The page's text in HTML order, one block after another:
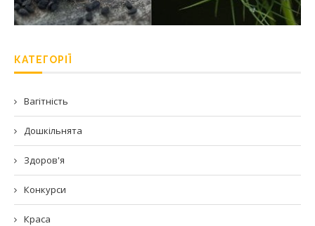
КАТЕГОРІЇ
Вагітність
Дошкільнята
Здоров'я
Конкурси
Краса